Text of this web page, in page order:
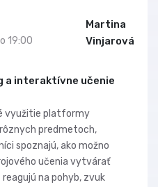
19:00
Martina
Vinjarová
a interaktívne učenie
využitie platformy
predmetoch,
spoznajú, ako možno
učenia vytvárať
na pohyb, zvuk